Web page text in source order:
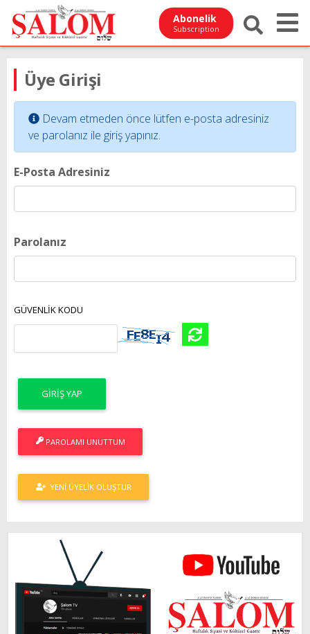
Abonelik
Subscription
Üye Girişi
Devam etmeden önce lütfen e-posta adresiniz
ve parolanız ile giriş yapınız.
E-Posta Adresiniz
Parolanız
GÜVENLİK KODU
PAROLAMI UNUTTUM
YENI ÜYELIK OLUŞTUR